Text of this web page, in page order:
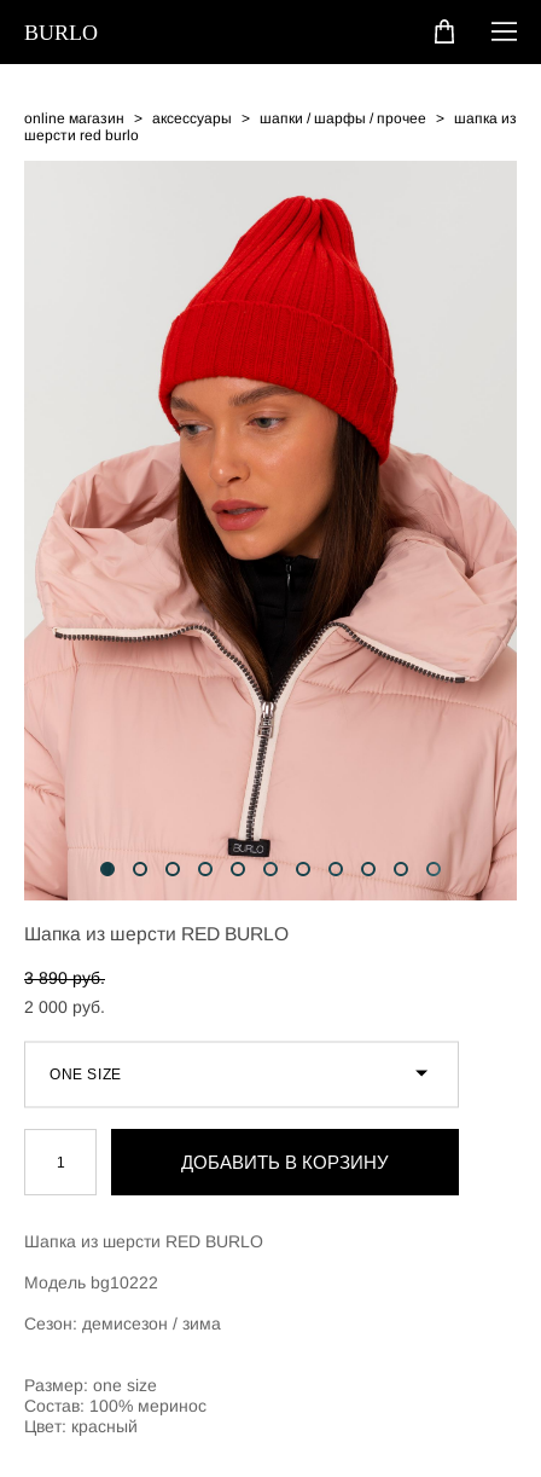
BURLO
online магазин > аксессуары > шапки / шарфы / прочее > шапка из
шерсти red burlo
Шапка из шерсти RED BURLO
3 890 pуб.
2 000 pуб.
ONE SIZE
ДОБАВИТЬ В КОРЗИНУ
Шапка из шерсти RED BURLO
Модель bg10222
Сезон: демисезон / зима
Размер: one size
Состав: 100% меринос
Цвет: красный